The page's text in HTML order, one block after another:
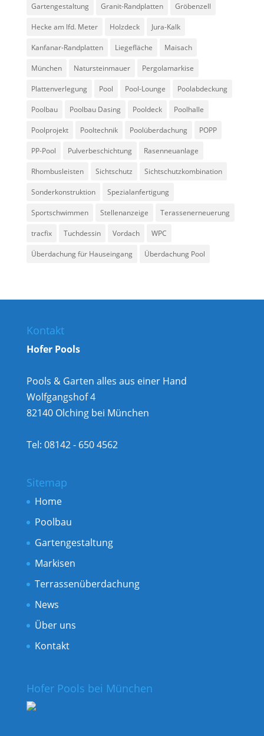
Gartengestaltung Granit-Randplatten Gröbenzell
Hecke am lfd. Meter Holzdeck Jura-Kalk
Kanfanar-Randplatten Liegefläche Maisach
München Natursteinmauer Pergolamarkise
Plattenverlegung Pool Pool-Lounge Poolabdeckung
Poolbau Poolbau Dasing Pooldeck Poolhalle
Poolprojekt Pooltechnik Poolüberdachung POPP
PP-Pool Pulverbeschichtung Rasenneuanlage
Rhombusleisten Sichtschutz Sichtschutzkombination
Sonderkonstruktion Spezialanfertigung
Sportschwimmen Stellenanzeige Terassenerneuerung
tracfix Tuchdessin Vordach WPC
Überdachung für Hauseingang Überdachung Pool
Kontakt
Hofer Pools
Pools & Garten alles aus einer Hand
Wolfgangshof 4
82140 Olching bei München
Tel: 08142 - 650 4562
Sitemap
Home
Poolbau
Gartengestaltung
Markisen
Terrassenüberdachung
News
Über uns
Kontakt
Hofer Pools bei München